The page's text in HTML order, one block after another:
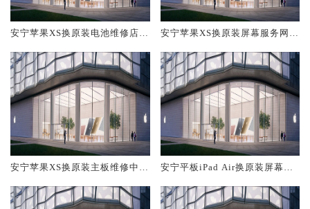
安宁苹果XS换原装电池维修店大
安宁苹果XS换原装屏幕服务网点
安宁苹果XS换原装主板维修中心
安宁平板iPad Air换原装屏幕服